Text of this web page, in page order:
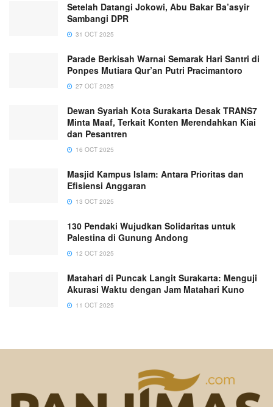
Setelah Datangi Jokowi, Abu Bakar Ba’asyir
Sambangi DPR
31 OCT 2025
Parade Berkisah Warnai Semarak Hari Santri di
Ponpes Mutiara Qur’an Putri Pracimantoro
27 OCT 2025
Dewan Syariah Kota Surakarta Desak TRANS7
Minta Maaf, Terkait Konten Merendahkan Kiai
dan Pesantren
16 OCT 2025
Masjid Kampus Islam: Antara Prioritas dan
Efisiensi Anggaran
13 OCT 2025
130 Pendaki Wujudkan Solidaritas untuk
Palestina di Gunung Andong
12 OCT 2025
Matahari di Puncak Langit Surakarta: Menguji
Akurasi Waktu dengan Jam Matahari Kuno
11 OCT 2025